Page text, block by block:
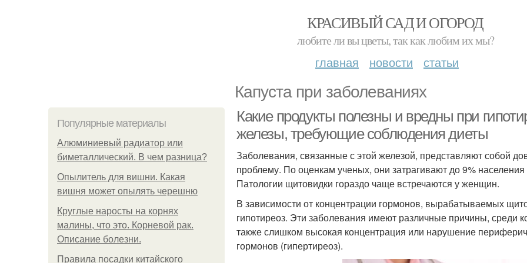
КРАСИВЫЙ САД И ОГОРОД
любите ли вы цветы, так как любим их мы?
главная новости статьи
Капуста при заболеваниях
Популярные материалы
Алюминиевый радиатор или
биметаллический. В чем разница?
Опылитель для вишни. Какая
вишня может опылять черешню
Круглые наросты на корнях
малины, что это. Корневой рак.
Описание болезни.
Правила посадки китайского
Какие продукты полезны и вредны при
железы, требующие соблюдения диеты
Заболевания, связанные с этой железой, представляют собой
проблему. По оценкам ученых, они затрагивают до 9%
Патологии щитовидки гораздо чаще встречаются у женщин.
В зависимости от концентрации гормонов, вырабатываемых
гипотиреоз. Эти заболевания имеют различные причины, среди
также слишком высокая концентрация или нарушение
гормонов (гипертиреоз).